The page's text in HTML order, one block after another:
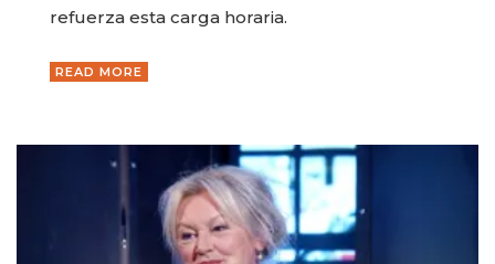
refuerza esta carga horaria.
READ MORE